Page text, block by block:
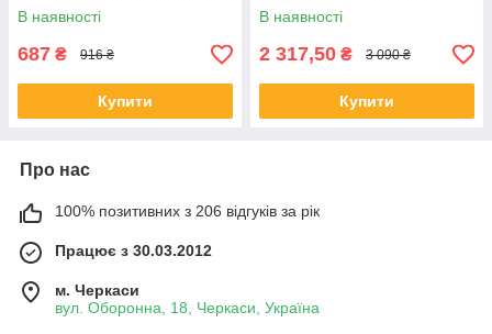
В наявності
687 ₴ 916 ₴
Купити
В наявності
2 317,50 ₴ 3 090 ₴
Купити
Про нас
100% позитивних з 206 відгуків за рік
Працює з 30.03.2012
м. Черкаси
вул. Оборонна, 18, Черкаси, Україна